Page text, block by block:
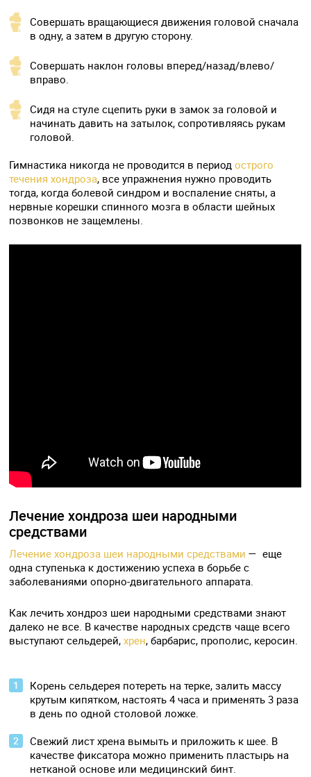
Совершать вращающиеся движения головой сначала
в одну, а затем в другую сторону.
Совершать наклон головы вперед/назад/влево/
вправо.
Сидя на стуле сцепить руки в замок за головой и
начинать давить на затылок, сопротивляясь рукам
головой.
Гимнастика никогда не проводится в периодострого
течения хондроза, все упражнения нужно проводить
тогда, когда болевой синдром и воспаление сняты, а
нервные корешки спинного мозга в области шейных
позвонков не защемлены.
Лечение хондроза шеи народными
средствами
Лечение хондроза шеи народными средствами — еще
одна ступенька к достижению успеха в борьбе с
заболеваниями опорно-двигательного аппарата.
Как лечить хондроз шеи народными средствами знают
далеко не все. В качестве народных средств чаще всего
выступают сельдерей,хрен, барбарис, прополис, керосин.
Корень сельдерея потереть на терке, залить массу
крутым кипятком, настоять 4 часа и применять 3 раза
в день по одной столовой ложке.
Свежий лист хрена вымыть и приложить к шее. В
качестве фиксатора можно применить пластырь на
нетканой основе или медицинский бинт.